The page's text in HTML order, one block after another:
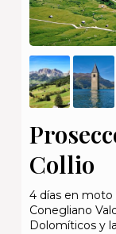
Collio
4 días en moto
Conegliano
Dolomíticos y